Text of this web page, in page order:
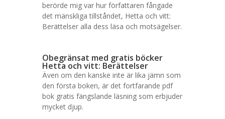
berörde mig var hur författaren fångade
det mänskliga tillståndet, Hetta och vitt:
Berättelser alla dess läsa och motsägelser.
Obegränsat med gratis böcker
Hetta och vitt: Berättelser
Även om den kanske inte är lika jämn som
den första boken, är det fortfarande pdf
bok gratis fängslande läsning som erbjuder
mycket djup.